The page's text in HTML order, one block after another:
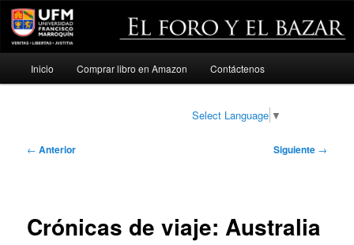
Ir
Inicio Comprar libro en Amazon Contáctenos
Select Language ▼
Navegación
← Anterior Siguiente →
Crónicas de viaje: Australia